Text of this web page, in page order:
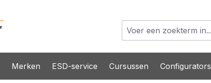
Merken ESD-service Cursussen Configurators